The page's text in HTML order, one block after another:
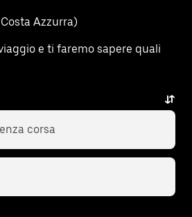
Azzurra)
e ti faremo sapere quali
per raggiungere o
corsa